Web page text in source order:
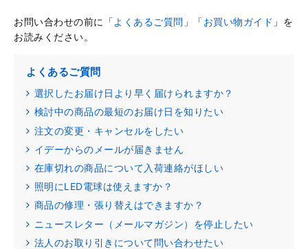
お問い合わせの前に「よくあるご質問 」「お買い物ガイド 」を
お読みください。
よくあるご質問
選択したお届け日より早く届けられますか？
検討中の商品の最短のお届け日を知りたい
注文の変更・キャンセルをしたい
イデーからのメールが届きません
在庫切れの商品について入荷連絡がほしい
照明にLED電球は使えますか？
商品の修理・張り替えはできますか？
ニュースレター（メールマガジン）を停止したい
法人のお取り引きについて問い合わせたい